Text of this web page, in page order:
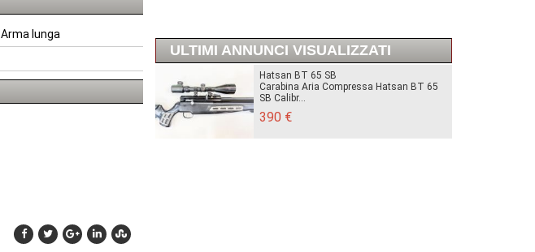
Arma lunga
ULTIMI ANNUNCI VISUALIZZATI
Hatsan BT 65 SB
Carabina Aria Compressa Hatsan BT 65
SB Calibr...
390 €